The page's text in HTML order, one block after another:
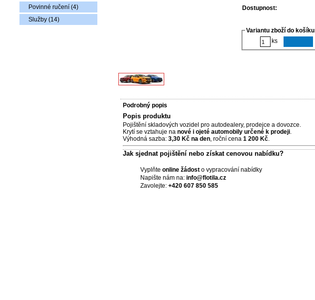
Povinné ručení (4)
Služby (14)
Dostupnost:
Variantu zboží do košíku
ks
Podrobný popis
Popis produktu
Pojištění skladových vozidel pro autodealery, prodejce a dovozce.
Krytí se vztahuje na nové i ojeté automobily určené k prodeji.
Výhodná sazba: 3,30 Kč na den, roční cena 1 200 Kč.
Jak sjednat pojištění nebo získat cenovou nabídku?
Vyplňte online žádost o vypracování nabídky
Napište nám na: info@flotila.cz
Zavolejte: +420 607 850 585